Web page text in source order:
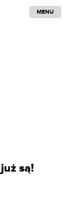
MENU
są!